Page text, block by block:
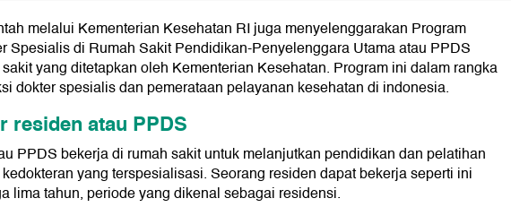
melalui Kementerian Kesehatan RI juga menyelenggarakan Program
Spesialis di Rumah Sakit Pendidikan-Penyelenggara Utama atau PPDS
yang ditetapkan oleh Kementerian Kesehatan. Program ini dalam rangka
dokter spesialis dan pemerataan pelayanan kesehatan di indonesia.
residen atau PPDS
PPDS bekerja di rumah sakit untuk melanjutkan pendidikan dan pelatihan
yang terspesialisasi. Seorang residen dapat bekerja seperti ini
lima tahun, periode yang dikenal sebagai residensi.